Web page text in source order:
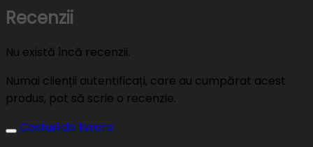
Recenzii
Nu există încă recenzii.
Numai clienții autentificați, care au cumpărat acest
produs, pot să scrie o recenzie.
Costuri de livrare